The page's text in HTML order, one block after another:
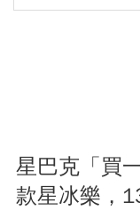
星巴克「買
款星冰樂，